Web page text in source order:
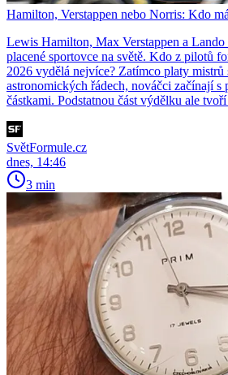
Hamilton, Verstappen nebo Norris: Kdo
Lewis Hamilton, Max Verstappen a
placené sportovce na světě. Kdo z pilotů
2026 vydělá nejvíce? Zatímco platy mistrů
astronomických řádech, nováčci začínají s
částkami. Podstatnou část výdělku ale
SvětFormule.cz
dnes, 14:46
3 min